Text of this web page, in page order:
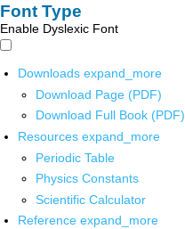
Font Type
Enable Dyslexic Font
Downloads expand_more
Download Page (PDF)
Download Full Book (PDF)
Resources expand_more
Periodic Table
Physics Constants
Scientific Calculator
Reference expand_more